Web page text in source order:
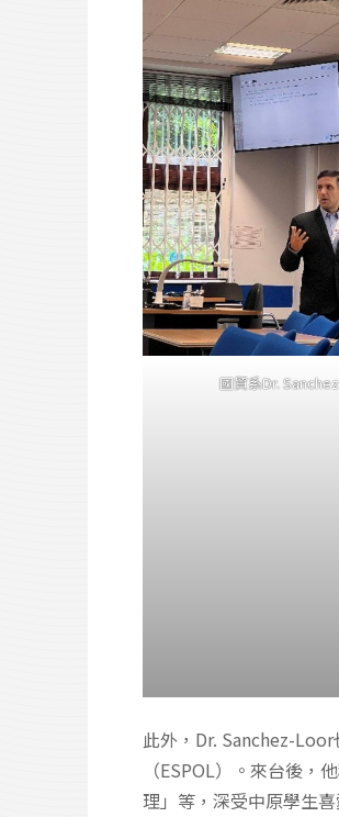
國貿系Dr.
此外，Dr. Sanchez-
（ESPOL）。來台後
理」等，深受中原學生